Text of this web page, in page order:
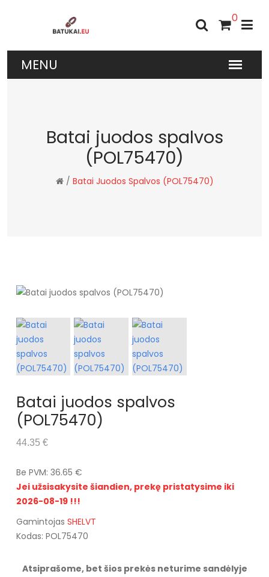
0
Batai juodos spalvos
(POL75470)
/ Batai Juodos Spalvos (POL75470)
Batai juodos spalvos
(POL75470)
44.35 €
Be PVM: 36.65 €
Jei užsisakysite šiandien, prekę pristatysime iki
2026-08-19 !!!
Gamintojas SHELVT
Kodas: POL75470
Atsiprašome, bet šios prekės neturime sandėlyje